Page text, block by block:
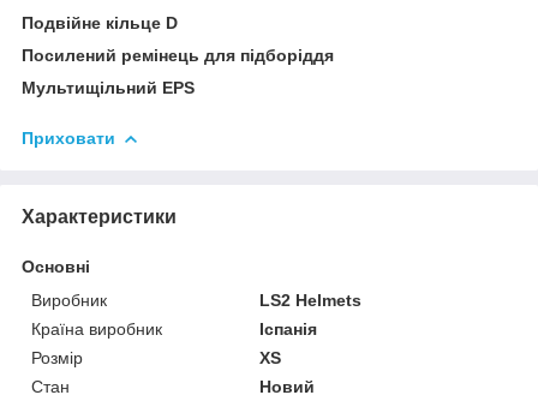
Подвійне кільце D
Посилений ремінець для підборіддя
Мультищільний EPS
Приховати
Характеристики
Основні
Виробник
LS2 Helmets
Країна виробник
Іспанія
Розмір
XS
Стан
Новий